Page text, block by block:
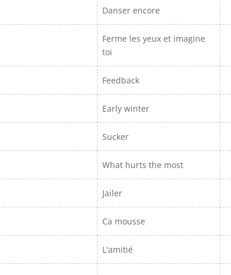
Danser encore
Ferme les yeux et imagine
toi
Feedback
Early winter
Sucker
What hurts the most
Jailer
Ca mousse
L'amitié